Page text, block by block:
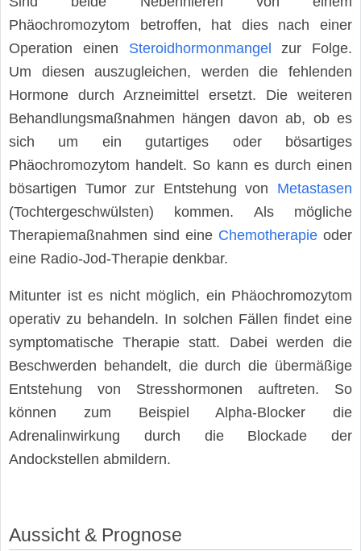
Phäochromozytom betroffen, hat dies nach einer
Operation einen Steroidhormonmangel zur Folge.
Um diesen auszugleichen, werden die fehlenden
Hormone durch Arzneimittel ersetzt. Die weiteren
Behandlungsmaßnahmen hängen davon ab, ob es
sich um ein gutartiges oder bösartiges
Phäochromozytom handelt. So kann es durch einen
bösartigen Tumor zur Entstehung von Metastasen
(Tochtergeschwülsten) kommen. Als mögliche
Therapiemaßnahmen sind eine Chemotherapie oder
eine Radio-Jod-Therapie denkbar.
Mitunter ist es nicht möglich, ein Phäochromozytom
operativ zu behandeln. In solchen Fällen findet eine
symptomatische Therapie statt. Dabei werden die
Beschwerden behandelt, die durch die übermäßige
Entstehung von Stresshormonen auftreten. So
können zum Beispiel Alpha-Blocker die
Adrenalinwirkung durch die Blockade der
Andockstellen abmildern.
Aussicht & Prognose